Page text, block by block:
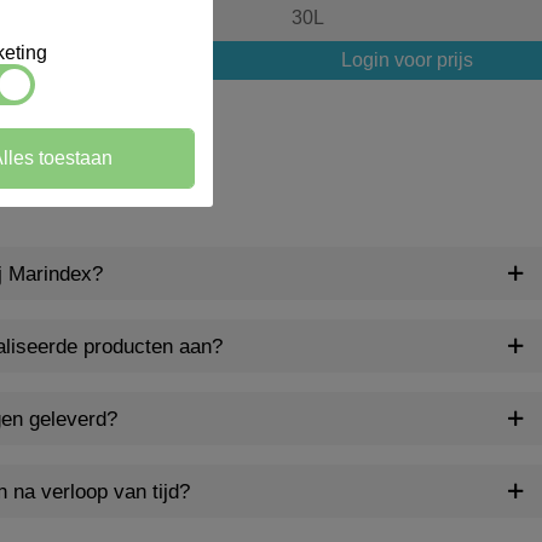
30L
Login voor prijs
Marindex?
producten aan?
geleverd?
na verloop van tijd?
toestaan